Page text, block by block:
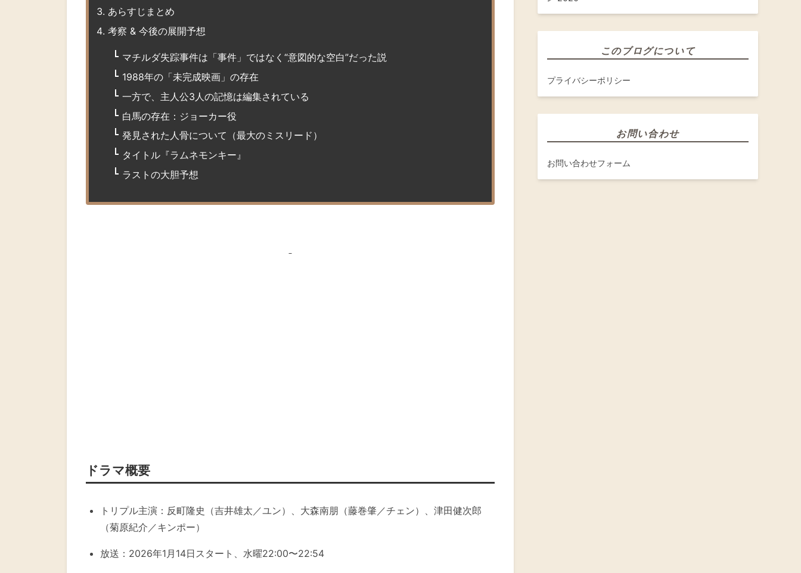
あらすじまとめ
考察 & 今後の展開予想
マチルダ失踪事件は「事件」ではなく“意図的な空白”だった説
1988年の「未完成映画」の存在
一方で、主人公3人の記憶は編集されている
白馬の存在：ジョーカー役
発見された人骨について（最大のミスリード）
タイトル『ラムネモンキー』
ラストの大胆予想
ドラマ概要
トリプル主演：反町隆史（吉井雄太／ユン）、大森南朋（藤巻肇／チェン）、津田健次郎
（菊原紀介／キンポー）
放送：2026年1月14日スタート、水曜22:00〜22:54
このブログについて
プライバシーポリシー
お問い合わせ
お問い合わせフォーム